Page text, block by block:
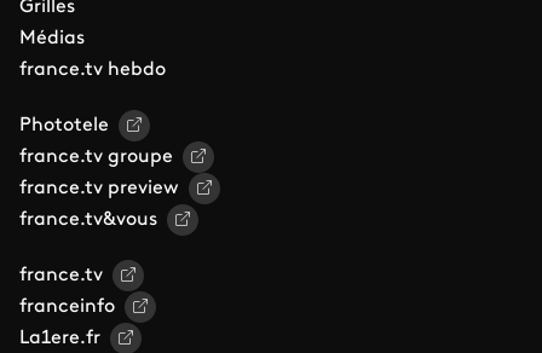
Grilles
Médias
france.tv hebdo
Phototele
france.tv groupe
france.tv preview
france.tv&vous
france.tv
franceinfo
La1ere.fr